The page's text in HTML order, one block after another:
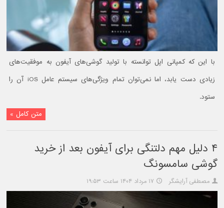
با این که کمپانی اپل توانسته با تولید گوشی‌های آیفون به موفقیت‌های
زیادی دست یابد، اما نمی‌توان تمام ویژگی‌های سیستم عامل iOS آن را
ستود.
متن کامل »
۴ دلیل مهم دلتنگی برای آیفون بعد از خرید
گوشی سامسونگ
مصطفی آرایشگر ۱۷ مرداد ۱۴۰۴ ساعت ۱۹:۵۳